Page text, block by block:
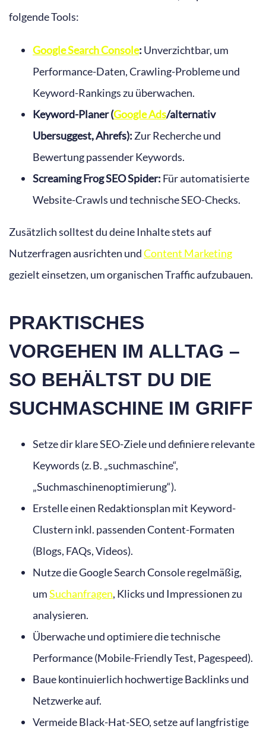
folgende Tools:
Google Search Console: Unverzichtbar, um
Performance-Daten, Crawling-Probleme und
Keyword-Rankings zu überwachen.
Keyword-Planer (Google Ads/alternativ
Ubersuggest, Ahrefs): Zur Recherche und
Bewertung passender Keywords.
Screaming Frog SEO Spider: Für automatisierte
Website-Crawls und technische SEO-Checks.
Zusätzlich solltest du deine Inhalte stets auf
Nutzerfragen ausrichten undContent Marketing
gezielt einsetzen, um organischen Traffic aufzubauen.
PRAKTISCHES
VORGEHEN IM ALLTAG –
SO BEHÄLTST DU DIE
SUCHMASCHINE IM GRIFF
Setze dir klare SEO-Ziele und definiere relevante
Keywords (z. B. „suchmaschine“,
„Suchmaschinenoptimierung“).
Erstelle einen Redaktionsplan mit Keyword-
Clustern inkl. passenden Content-Formaten
(Blogs, FAQs, Videos).
Nutze die Google Search Console regelmäßig,
umSuchanfragen, Klicks und Impressionen zu
analysieren.
Überwache und optimiere die technische
Performance (Mobile-Friendly Test, Pagespeed).
Baue kontinuierlich hochwertige Backlinks und
Netzwerke auf.
Vermeide Black-Hat-SEO, setze auf langfristige